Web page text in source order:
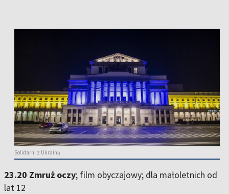
Solidarni z Ukrainą
23.20 Zmruż oczy; film obyczajowy; dla małoletnich od
lat 12